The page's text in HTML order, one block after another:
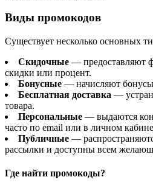
Виды промокодов
Существует несколько основных
Скидочные — предоставляют
скидки или процент.
Бонусные — начисляют
Бесплатная доставка —
товара.
Персональные — выдаются
часто по email или в личном
Публичные —
рассылки и доступны всем
Где найти промокоды?